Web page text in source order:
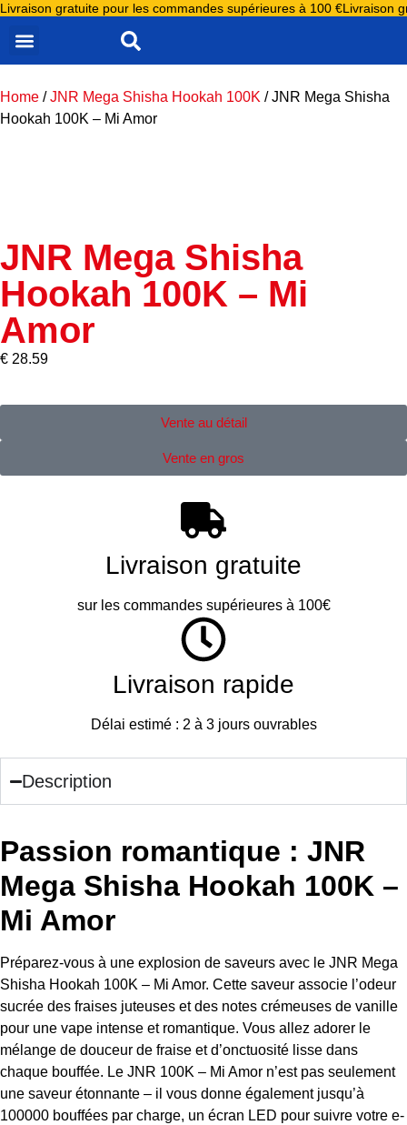
Livraison gratuite pour les commandes supérieures à 100 €Livraison
Home /JNR Mega Shisha Hookah 100K / JNR Mega Shisha
Hookah 100K – Mi Amor
JNR Mega Shisha
Hookah 100K – Mi
Amor
€ 28.59
Vente au détail
Vente en gros
Livraison gratuite
sur les commandes supérieures à 100€
Livraison rapide
Délai estimé : 2 à 3 jours ouvrables
Description
Passion romantique : JNR
Mega Shisha Hookah 100K –
Mi Amor
Préparez-vous à une explosion de saveurs avec le JNR Mega
Shisha Hookah 100K – Mi Amor. Cette saveur associe l’odeur
sucrée des fraises juteuses et des notes crémeuses de vanille
pour une vape intense et romantique. Vous allez adorer le
mélange de douceur de fraise et d’onctuosité lisse dans
chaque bouffée. Le JNR 100K – Mi Amor n’est pas seulement
une saveur étonnante – il vous donne également jusqu’à
100000 bouffées par charge, un écran LED pour suivre votre e-